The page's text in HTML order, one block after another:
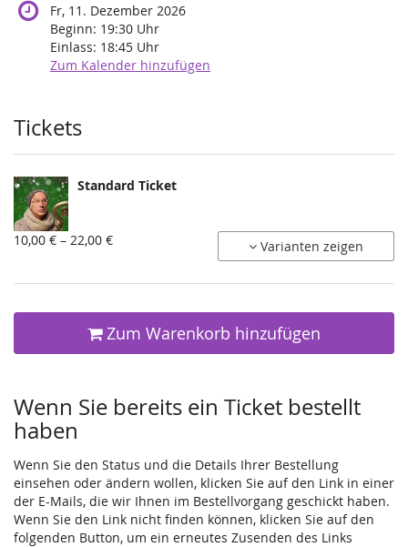
Fr, 11. Dezember 2026
Beginn: 19:30 Uhr
Einlass: 18:45 Uhr
Zum Kalender hinzufügen
Produkte
Tickets
Standard Ticket
von
10,00 € – 22,00 € Varianten zeigen
Zum Warenkorb hinzufügen
Wenn Sie bereits ein Ticket bestellt
haben
Wenn Sie den Status und die Details Ihrer Bestellung
einsehen oder ändern wollen, klicken Sie auf den Link in einer
der E-Mails, die wir Ihnen im Bestellvorgang geschickt haben.
Wenn Sie den Link nicht finden können, klicken Sie auf den
folgenden Button, um ein erneutes Zusenden des Links